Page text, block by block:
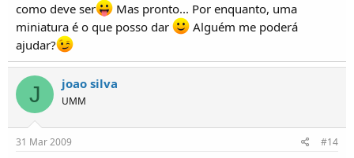
como deve ser
Mas pronto... Por enquanto, uma
miniatura é o que posso dar
Alguém me poderá
ajudar?
J joao silva
UMM
31 Mar 2009 #14